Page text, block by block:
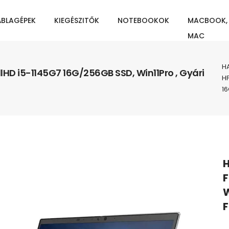
KIEGÉSZITŐK NOTEBOOKOK
MACBOOK,
MAC
i5-1145G7 16G/256GB SSD, Win11Pro , Gyári